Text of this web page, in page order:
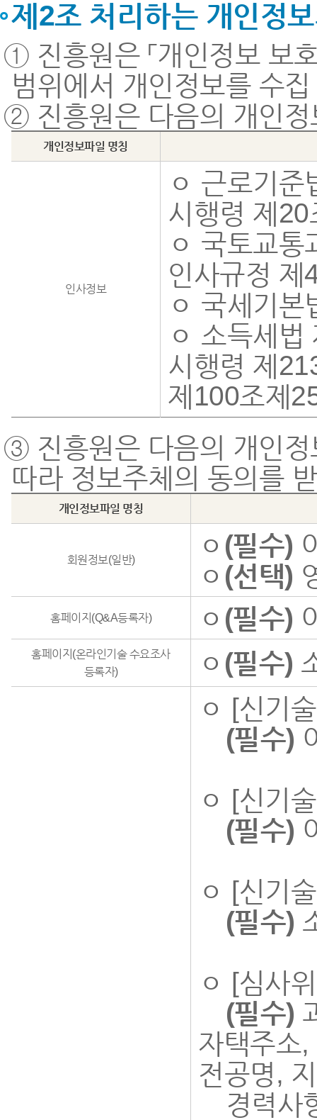
제2조 처리하는 개인정
① 진흥원은 「개인정보 보
범위에서 개인정보를 수
② 진흥원은 다음의 개인정
개인정보파일 명칭
인사정보
ㅇ 근로기
시행령 제20
ㅇ 국토교통
인사규정 제
ㅇ 국세기
ㅇ 소득세
시행령 제
제100조제
③ 진흥원은 다음의 개인정
따라 정보주체의 동의를
개인정보파일 명칭
회원정보(일반) ㅇ (필수)
ㅇ (선택)
홈페이지(Q&A등록자) ㅇ (필수)
홈페이지(온라인기술 수요조사
등록자)
ㅇ (필수)
ㅇ [신기
(필수)
ㅇ [신기
(필수)
ㅇ [신기
(필수)
ㅇ [심사
(필수)
자택주소
전공명,
경력사